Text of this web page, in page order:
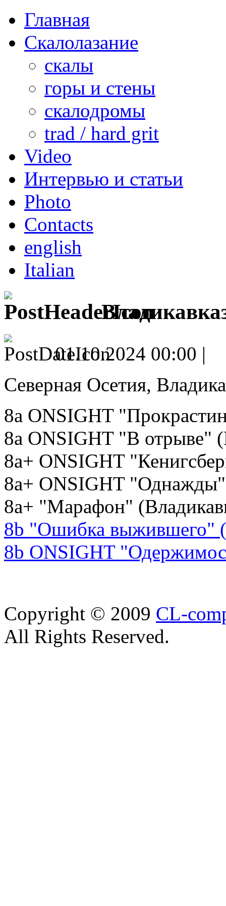
Главная
Скалолазание
скалы
горы и стены
скалодромы
trad / hard grit
Video
Интервью и статьи
Photo
Contacts
english
Italian
01.10.2024 00:00 |
Северная Осетия,
8a ONSIGHT
8a ONSIGHT "В отрыве"
8a+ ONSIGHT
8a+ ONSIGHT "Однажды"
8a+ "Марафон"
8b "Ошибка выжившего"
8b ONSIGHT
Copyright © 2009 CL-
All Rights Reserved.